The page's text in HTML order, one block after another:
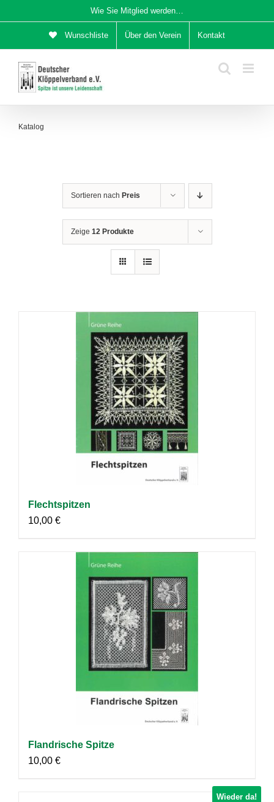
Inhalt
Wie Sie Mitglied werden…
Wunschliste Über den Verein Kontakt
Katalog
Sortieren nach Preis
Zeige 12 Produkte
Flechtspitzen
10,00 €
Flandrische Spitze
10,00 €
Wieder da!